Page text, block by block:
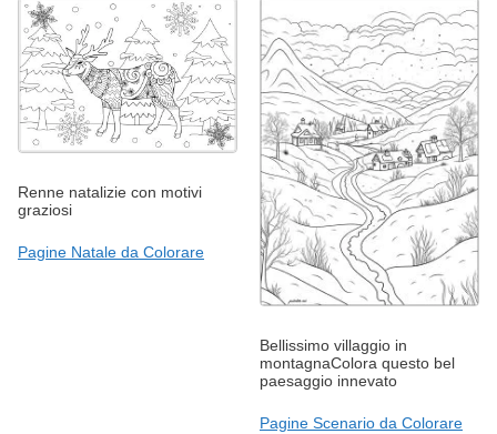
Renne natalizie con motivi
graziosi
Pagine Natale da Colorare
Bellissimo villaggio in
montagnaColora questo bel
paesaggio innevato
Pagine Scenario da Colorare